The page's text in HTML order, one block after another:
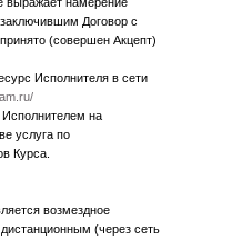
Договор с
(совершен Акцепт)
Исполнителя в сети
на
услуга по
Курса.
возмездное
(через сеть